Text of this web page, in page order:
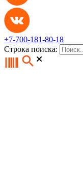
+7-700-181-80-18
Строка поиска: